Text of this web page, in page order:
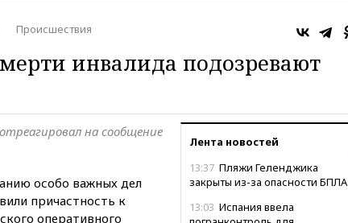
Происшествия
инвалида подозревают
Лента новостей
13:37 Пляжи Геленджика
закрыты из-за опасности БПЛА
13:03 Испания ввела
на сообщение
особо важных дел
причастность к
оперативного